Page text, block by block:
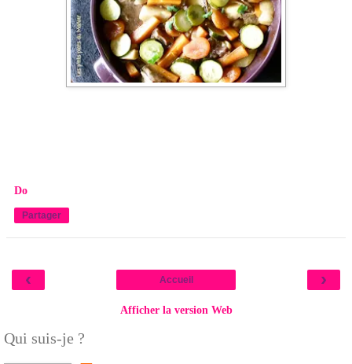
Do
Partager
‹ ›
Accueil
Afficher la version Web
Qui suis-je ?